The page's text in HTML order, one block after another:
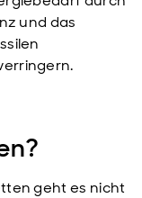
und das
geht es nicht